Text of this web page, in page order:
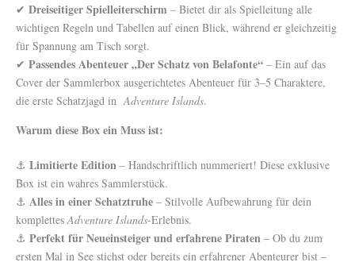
✔ Dreiseitiger Spielleiterschirm – Bietet dir als Spielleitung alle
wichtigen Regeln und Tabellen auf einen Blick, während er gleichzeitig
für Spannung am Tisch sorgt.
✔ Passendes Abenteuer „Der Schatz von Belafonte“ – Ein auf das
Cover der Sammlerbox ausgerichtetes Abenteuer für 3–5 Charaktere,
die erste Schatzjagd inAdventure Islands.
Warum diese Box ein Muss ist:
⚓ Limitierte Edition – Handschriftlich nummeriert! Diese exklusive
Box ist ein wahres Sammlerstück.
⚓ Alles in einer Schatztruhe – Stilvolle Aufbewahrung für dein
komplettesAdventure Islands-Erlebnis.
⚓ Perfekt für Neueinsteiger und erfahrene Piraten – Ob du zum
ersten Mal in See stichst oder bereits ein erfahrener Abenteurer bist –